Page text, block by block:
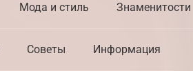
Мода и стиль Знаменитости
Советы Информация